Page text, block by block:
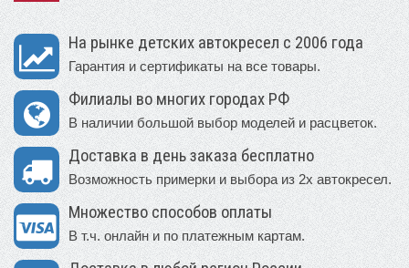
На рынке детских автокресел с 2006 года
Гарантия и сертификаты на все товары.
Филиалы во многих городах РФ
В наличии большой выбор моделей и расцветок.
Доставка в день заказа бесплатно
Возможность примерки и выбора из 2х автокресел.
Множество способов оплаты
В т.ч. онлайн и по платежным картам.